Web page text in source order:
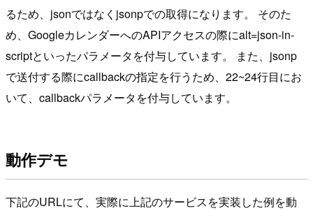
るため、jsonではなくjsonpでの取得になります。 そのた
め、GoogleカレンダーへのAPIアクセスの際にalt=json-in-
scriptといったパラメータを付与しています。 また、jsonp
で送付する際にcallbackの指定を行うため、22~24行目にお
いて、callbackパラメータを付与しています。
動作デモ
下記のURLにて、実際に上記のサービスを実装した例を動